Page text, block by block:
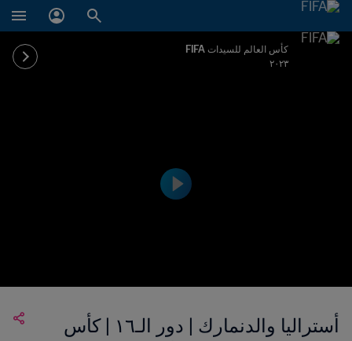
كأس العالم للسيدات FIFA
٢٠٢٣
أستراليا والدنمارك | دور الـ١٦ | كأس